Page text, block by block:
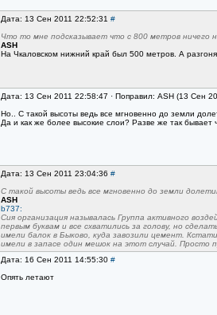
Дата: 13 Сен 2011 22:52:31 #
Что то мне подсказывает что с 800 метров ничего
ASH
На Чкаловском нижний край был 500 метров. А
Дата: 13 Сен 2011 22:58:47 · Поправил: ASH (13 Сен
Но.. С такой высоты ведь все мгновенно до земли
Да и как же более высокие слои? Разве же так
Дата: 13 Сен 2011 23:04:36 #
С такой высоты ведь все мгновенно до земли
ASH
b737:
Сия организация называлась Группа активного
первым буквам и все схватились за голову, но
имели балок в Быково, куда завозили цемент.
имели в запасе один мешок на этот случай. Просто
Дата: 16 Сен 2011 14:55:30 #
Опять летают